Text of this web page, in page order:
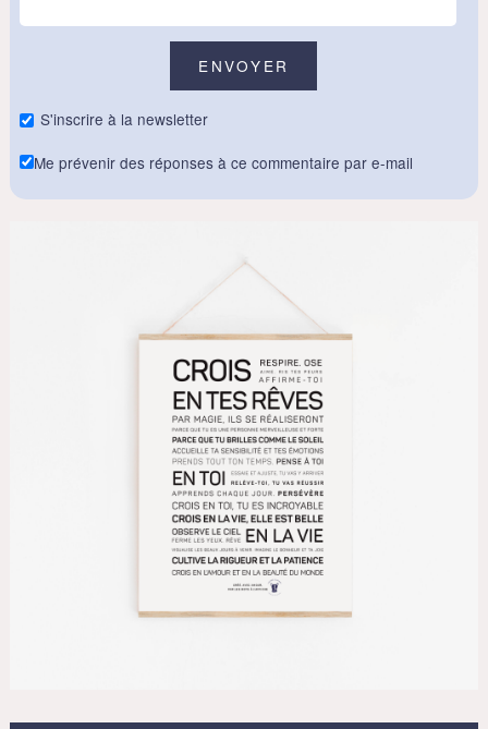
S'inscrire à la newsletter
Me prévenir des réponses à ce commentaire par e-mail